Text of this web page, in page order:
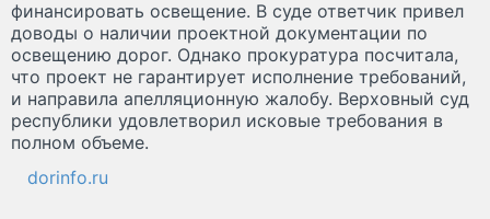
финансировать освещение. В суде ответчик привел
доводы о наличии проектной документации по
освещению дорог. Однако прокуратура посчитала,
что проект не гарантирует исполнение требований,
и направила апелляционную жалобу. Верховный суд
республики удовлетворил исковые требования в
полном объеме.
dorinfo.ru